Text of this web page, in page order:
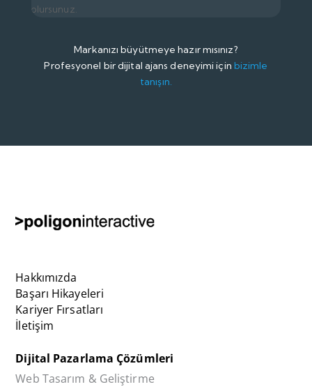
olursunuz.
Markanızı büyütmeye hazır mısınız?
Profesyonel bir dijital ajans deneyimi için bizimle
tanışın.
Hakkımızda
Başarı Hikayeleri
Kariyer Fırsatları
İletişim
Dijital Pazarlama Çözümleri
Web Tasarım & Geliştirme